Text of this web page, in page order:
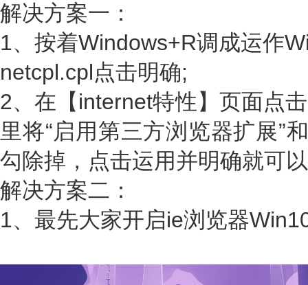
解决方案一：
1、按着Windows+R调成运作
netcpl.cpl点击明确;
2、在【internet特性】页面点
里将“启用第三方浏览器扩展”
勾除掉，点击运用并明确就可
解决方案二：
1、最先大家开启ie浏览器